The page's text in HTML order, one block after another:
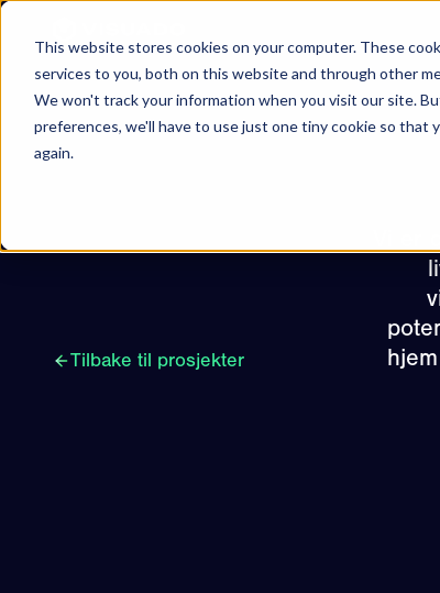
This website stores cookies on your computer. These
services to you, both on this website and through other
We won't track your information when you visit our site.
preferences, we'll have to use just one tiny cookie so that
again.
Hopp til innhold
Tilbake til prosjekter
Vi